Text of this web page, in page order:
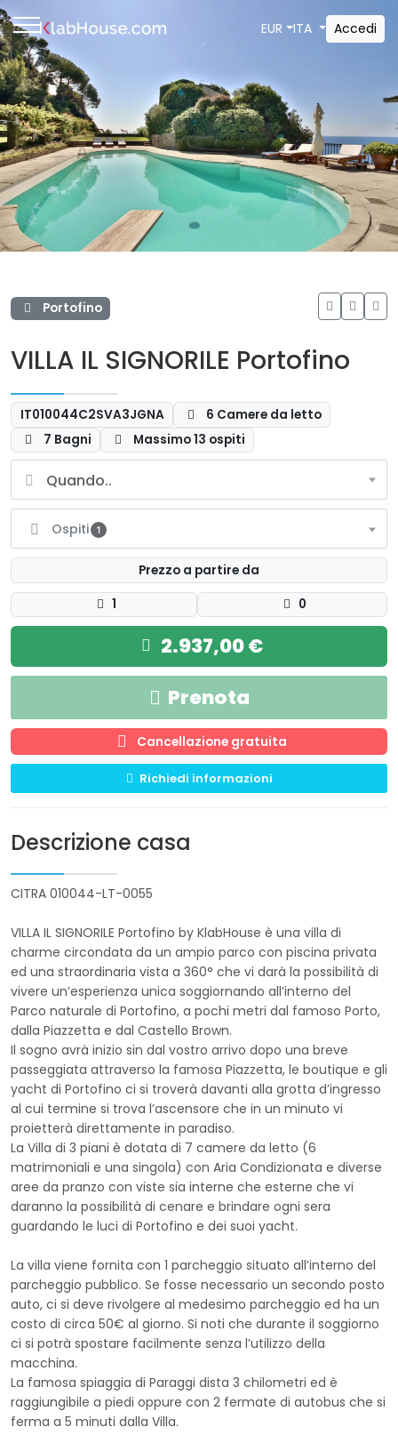
Portofino
VILLA IL SIGNORILE Portofino
IT010044C2SVA3JGNA
6 Camere da letto
7 Bagni
Massimo 13 ospiti
1 0
Prezzo a partire da
Prenota
2.937,00 €
Cancellazione gratuita
Richiedi informazioni
Ospiti 1
Descrizione casa
CITRA 010044-LT-0055
VILLA IL SIGNORILE Portofino by KlabHouse è una villa di
charme circondata da un ampio parco con piscina privata
ed una straordinaria vista a 360° che vi darà la possibilità di
vivere un’esperienza unica soggiornando all’interno del
Parco naturale di Portofino, a pochi metri dal famoso Porto,
dalla Piazzetta e dal Castello Brown.
Il sogno avrà inizio sin dal vostro arrivo dopo una breve
passeggiata attraverso la famosa Piazzetta, le boutique e gli
yacht di Portofino ci si troverà davanti alla grotta d’ingresso
al cui termine si trova l’ascensore che in un minuto vi
proietterà direttamente in paradiso.
La Villa di 3 piani è dotata di 7 camere da letto (6
matrimoniali e una singola) con Aria Condizionata e diverse
aree da pranzo con viste sia interne che esterne che vi
daranno la possibilità di cenare e brindare ogni sera
guardando le luci di Portofino e dei suoi yacht.
La villa viene fornita con 1 parcheggio situato all’interno del
parcheggio pubblico. Se fosse necessario un secondo posto
auto, ci si deve rivolgere al medesimo parcheggio ed ha un
costo di circa 50€ al giorno. Si noti che durante il soggiorno
ci si potrà spostare facilmente senza l’utilizzo della
macchina.
La famosa spiaggia di Paraggi dista 3 chilometri ed è
raggiungibile a piedi oppure con 2 fermate di autobus che si
ferma a 5 minuti dalla Villa.
EUR ITA Accedi